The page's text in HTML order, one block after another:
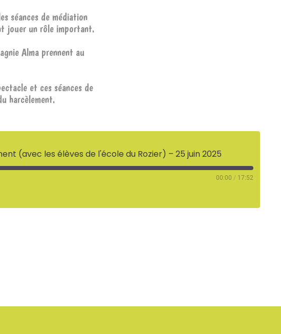
séances de médiation
jouer un rôle important.
Alma prennent au
et ces séances de
harcèlement.
(avec les élèves de l'école du Rozier) – 25 juin 2025
00:00 / 17:52